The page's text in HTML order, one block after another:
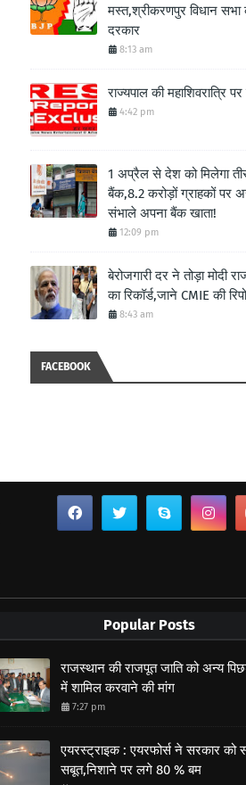
मस्त,श्रीकरणपुर विधान
दरकार
8:13 am
राज्यपाल की महाशिवरात्रि
4:42 pm
1 अप्रैल से देश को मिलेगा
बैंक,8.2 करोड़ों ग्राहकों पर
संभाले अपना बैंक खाता!
12:09 pm
बेरोजगारी दर ने तोड़ा मोदी
का रिकॉर्ड,जाने CMIE की
8:43 am
FACEBOOK
Popular Posts
राजस्थान की राजपूत जाति को अन्य
में शामिल करवाने की मांग
7:27 pm
एयरस्ट्राइक : एयरफोर्स ने सरकार को
सबूत,निशाने पर लगे 80 % बम